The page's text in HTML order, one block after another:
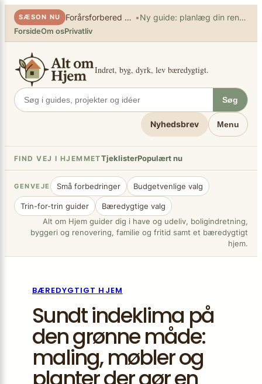
Spring
indhold
SÆSON NU Forårsforbered haven • Ny guide: planlæg din renovering
ForsideOm osPrivatliv
Indret, byg, dyrk, lev bæredygtigt.
Søg
Nyhedsbrev Menu
FIND VEJ I HJEMMETTjeklisterPopulært nu
GENVEJE Små forbedringer Budgetvenlige valg
Trin-for-trin guider
Bæredygtige valg
Alt om Hjem guider dig i have og udeliv, boligindretning,
byggeri og renovering, familie og fritid samt et bæredygtigt
hjem.
BÆREDYGTIGT HJEM
Sundt indeklima på
den grønne måde:
maling, møbler og